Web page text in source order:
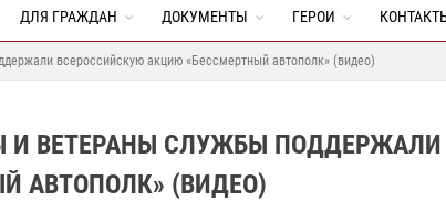
ДЛЯ ГРАЖДАН ДОКУМЕНТЫ ГЕРОИ
всероссийскую акцию «Бессмертный автополк» (видео)
И ВЕТЕРАНЫ СЛУЖБЫ ПОДДЕРЖАЛИ
АВТОПОЛК» (ВИДЕО)